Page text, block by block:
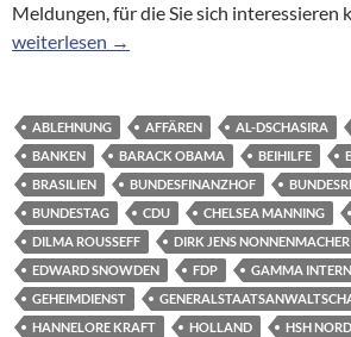
Meldungen, für die Sie sich interessieren
Abzocknews zum 04.09.2013
weiterlesen →
ABLEHNUNG AFFÄREN AL-DSCHASIRA
BANKEN
BARACK OBAMA BEIHILFE
BRASILIEN
BUNDESFINANZHOF
BUNDESTAG
CDU CHELSEA MANNING
DILMA ROUSSEFF
DIRK JENS NONNENMACHER
EDWARD SNOWDEN
FDP
GAMMA
GEHEIMDIENST
HANNELORE KRAFT
HOLLAND
HSH